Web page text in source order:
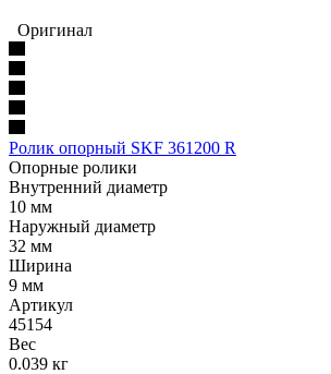
Оригинал
Ролик опорный SKF 361200 R
Опорные ролики
Внутренний диаметр
10 мм
Наружный диаметр
32 мм
Ширина
9 мм
Артикул
45154
Вес
0.039 кг